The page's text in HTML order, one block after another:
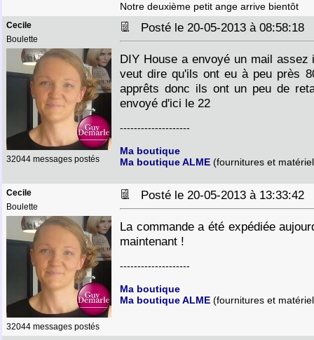
Notre deuxième petit ange arrive bientôt
Cecile
Boulette
32044 messages postés
Posté le 20-05-2013 à 08:58:18
DIY House a envoyé un mail
veut dire qu'ils ont eu à peu près
apprêts donc ils ont un peu de
envoyé d'ici le 22
--------------------
Ma boutique
Ma boutique ALME (fournitures et
Cecile
Boulette
32044 messages postés
Posté le 20-05-2013 à 13:33:42
La commande a été expédiée
maintenant !
--------------------
Ma boutique
Ma boutique ALME (fournitures et